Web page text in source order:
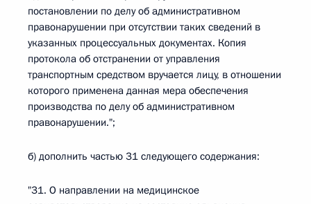
постановлении по делу об административном
правонарушении при отсутствии таких сведений в
указанных процессуальных документах. Копия
протокола об отстранении от управления
транспортным средством вручается лицу, в отношении
которого применена данная мера обеспечения
производства по делу об административном
правонарушении.";
б) дополнить частью 31 следующего содержания:
"31. О направлении на медицинское